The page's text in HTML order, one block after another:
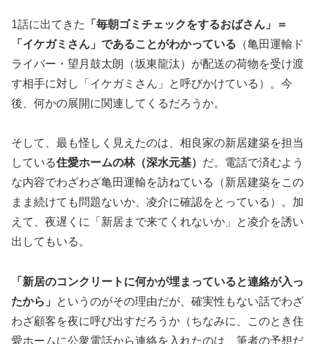
1話に出てきた
「毎朝ゴミチェックをするおばさん」＝
「イケガミさん」であることがわかっている （亀田運輸ド
ライバー・望月鼓太朗（坂東龍汰）が配送の荷物を受け渡
す相手に対し「イケガミさん」と呼びかけている）。今
後、何かの展開に関連してくるだろうか。
そして、最も怪しく見えたのは、相良家の新居建築を担当
している住愛ホームの林（深水元基） だ。電話で済むよう
な内容でわざわざ亀田運輸を訪ねている（新居建築をこの
まま続けても問題ないか、凌介に確認をとっている）。加
えて、夜遅くに「新居まで来てくれないか」と凌介を誘い
出してもいる。
「新居のコンクリートに何かが埋まっていると連絡が入っ
たから」
というのがその理由だが、確実性もない話でわざ
わざ顧客を夜に呼び出すだろうか（ちなみに、このとき住
愛ホームに公衆電話から連絡を入れたのは、筆者の予想だ